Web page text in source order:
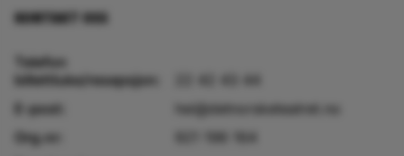
KONTAKT OSS
Telefon
billettluke/resepsjon:
E-post:
hei@detnorsketeatret.no
Org.nr: